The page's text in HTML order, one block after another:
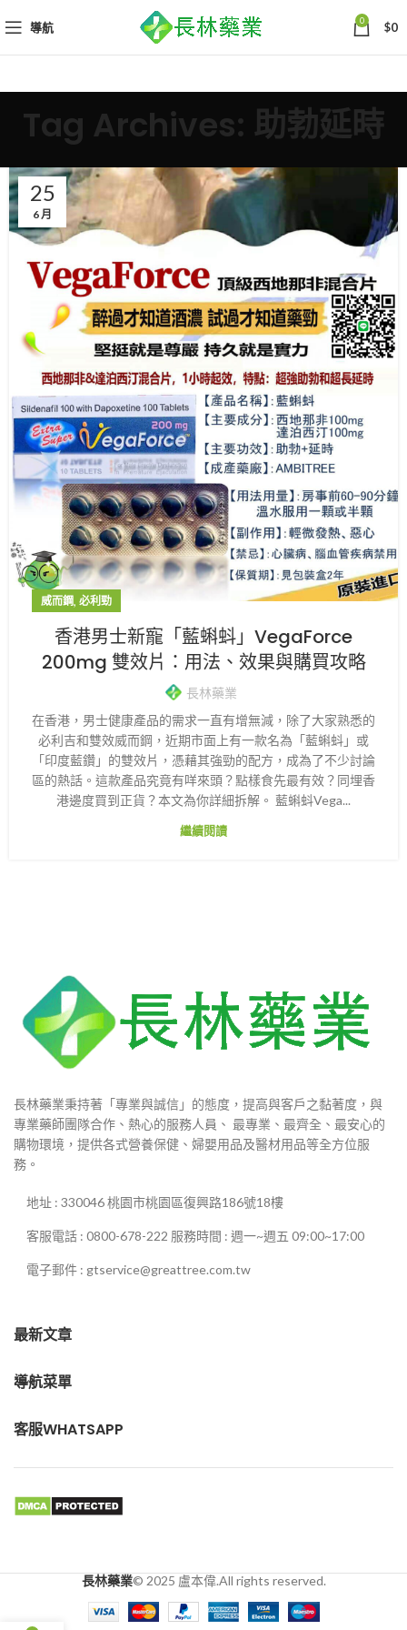
導航 0 $0
Tag Archives: 助勃延時
25
6 月
威而鋼, 必利勁
香港男士新寵「藍蝌蚪」VegaForce
200mg 雙效片：用法、效果與購買攻略
長林藥業
在香港，男士健康產品的需求一直有增無減，除了大家熟悉的
必利吉和雙效威而鋼，近期市面上有一款名為「藍蝌蚪」或
「印度藍鑽」的雙效片，憑藉其強勁的配方，成為了不少討論
區的熱話。這款產品究竟有咩來頭？點樣食先最有效？同埋香
港邊度買到正貨？本文為你詳細拆解。 藍蝌蚪Vega...
繼續閱讀
長林藥業秉持著「專業與誠信」的態度，提高與客戶之黏著度，與
專業藥師團隊合作、熱心的服務人員、 最專業、最齊全、最安心的
購物環境，提供各式營養保健、婦嬰用品及醫材用品等全方位服
務。
地址 : 330046 桃園市桃園區復興路186號18樓
客服電話 : 0800-678-222 服務時間 : 週一~週五 09:00~17:00
電子郵件 : gtservice@greattree.com.tw
最新文章
導航菜單
客服WHATSAPP
長林藥業© 2025 盧本偉.All rights reserved.